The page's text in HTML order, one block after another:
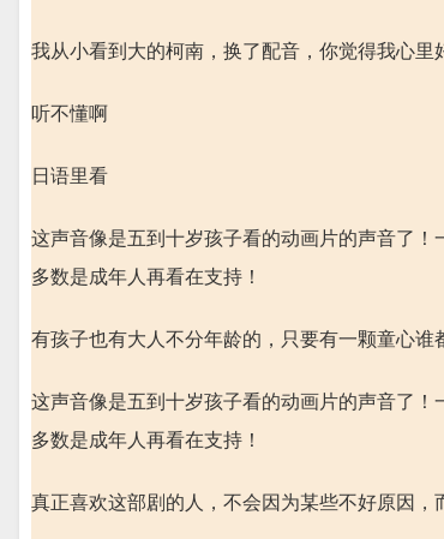
我从小看到大的柯南，换了配音，你觉得我心
听不懂啊
日语里看
这声音像是五到十岁孩子看的动画片的声音了
多数是成年人再看在支持！
有孩子也有大人不分年龄的，只要有一颗童心谁
这声音像是五到十岁孩子看的动画片的声音了
多数是成年人再看在支持！
真正喜欢这部剧的人，不会因为某些不好原因